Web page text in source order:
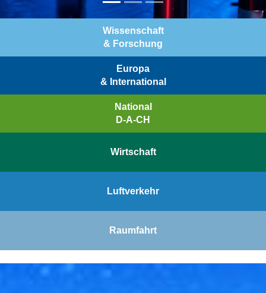
Wissenschaft
& Forschung
Europa
& International
National
D-A-CH
Wirtschaft
Luftverkehr
Raumfahrt